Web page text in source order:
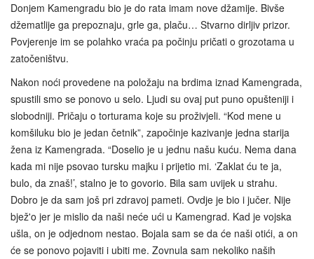
Donjem Kamengradu bio je do rata imam nove džamije. Bivše
džematlije ga prepoznaju, grle ga, plaču… Stvarno dirljiv prizor.
Povjerenje im se polahko vraća pa počinju pričati o grozotama u
zatočeništvu.
Nakon noći provedene na položaju na brdima iznad Kamengrada,
spustili smo se ponovo u selo. Ljudi su ovaj put puno opušteniji i
slobodniji. Pričaju o torturama koje su proživjeli. “Kod mene u
komšiluku bio je jedan četnik”, započinje kazivanje jedna starija
žena iz Kamengrada. “Doselio je u jednu našu kuću. Nema dana
kada mi nije psovao tursku majku i prijetio mi. ‘Zaklat ću te ja,
bulo, da znaš!’, stalno je to govorio. Bila sam uvijek u strahu.
Dobro je da sam još pri zdravoj pameti. Ovdje je bio i jučer. Nije
bjež'o jer je mislio da naši neće ući u Kamengrad. Kad je vojska
ušla, on je odjednom nestao. Bojala sam se da će naši otići, a on
će se ponovo pojaviti i ubiti me. Zovnula sam nekoliko naših